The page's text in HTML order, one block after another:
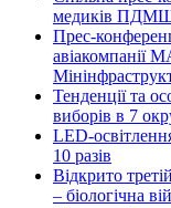
медиків
Прес-
авіакомпанії
Тенденції та
виборів в 7
LED-
10 разів
Відкрито
– біологічна